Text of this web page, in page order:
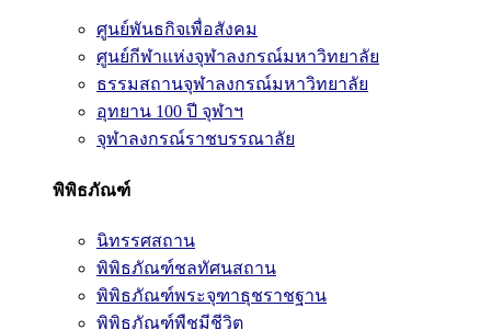
ศูนย์พันธกิจเพื่อสังคม
ศูนย์กีฬาแห่งจุฬาลงกรณ์มหาวิทยาลัย
ธรรมสถานจุฬาลงกรณ์มหาวิทยาลัย
อุทยาน 100 ปี จุฬาฯ
จุฬาลงกรณ์ราชบรรณาลัย
พิพิธภัณฑ์
นิทรรศสถาน
พิพิธภัณฑ์ชลทัศนสถาน
พิพิธภัณฑ์พระจุฑาธุชราชฐาน
พิพิธภัณฑ์พืชมีชีวิต